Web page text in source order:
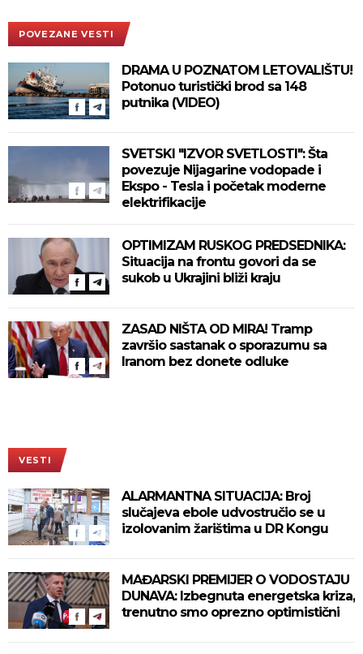
POVEZANE VESTI
DRAMA U POZNATOM LETOVALIŠTU!
Potonuo turistički brod sa 148
putnika (VIDEO)
SVETSKI "IZVOR SVETLOSTI": Šta
povezuje Nijagarine vodopade i
Ekspo - Tesla i početak moderne
elektrifikacije
OPTIMIZAM RUSKOG PREDSEDNIKA:
Situacija na frontu govori da se
sukob u Ukrajini bliži kraju
ZASAD NIŠTA OD MIRA! Tramp
završio sastanak o sporazumu sa
Iranom bez donete odluke
VESTI
ALARMANTNA SITUACIJA: Broj
slučajeva ebole udvostručio se u
izolovanim žarištima u DR Kongu
MAĐARSKI PREMIJER O VODOSTAJU
DUNAVA: Izbegnuta energetska kriza,
trenutno smo oprezno optimistični